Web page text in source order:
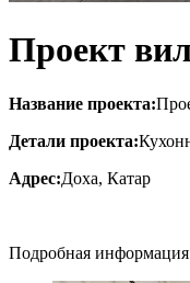
Проект
Название проекта:
Детали проекта:
Адрес:Доха, Катар
Подробная